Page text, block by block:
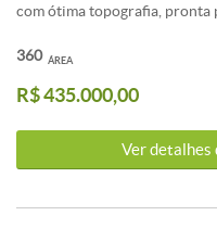
com ótima topografia, pronta
sendo uma excelente
Jardim Canadá, Nova
localização e qualidade de
perca tempo e venha morar
ÁREA
360
R$ 435.000,00
Ver detalhes